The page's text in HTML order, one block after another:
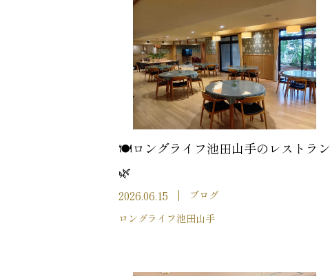
🍽️ロングライフ池田山手のレストラン
🌿
2026.06.15
ブログ
ロングライフ池田山手